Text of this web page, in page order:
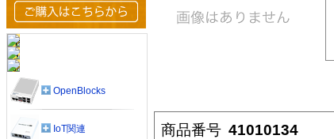
商品番号 41010134
OpenBlocks
IoT関連